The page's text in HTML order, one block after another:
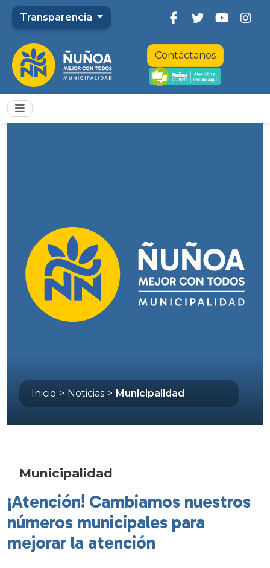
Transparencia
Contáctanos
Inicio > Noticias > Municipalidad
Municipalidad
¡Atención! Cambiamos nuestros
números municipales para
mejorar la atención